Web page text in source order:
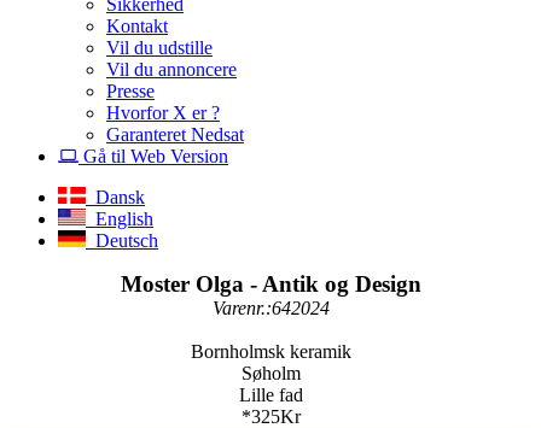
Sikkerhed
Kontakt
Vil du udstille
Vil du annoncere
Presse
Hvorfor X er ?
Garanteret Nedsat
Gå til Web Version
Dansk
English
Deutsch
Moster Olga - Antik og Design
Varenr.:642024
Bornholmsk keramik
Søholm
Lille fad
*325Kr